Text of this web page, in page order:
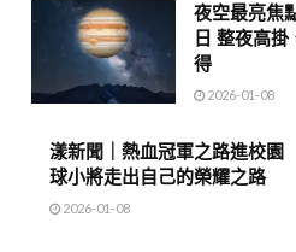
夜空最亮焦
日 整夜高
得
2026-01-08
漾新聞｜熱血冠軍之路進校
球小將走出自己的榮耀之路
2026-01-08